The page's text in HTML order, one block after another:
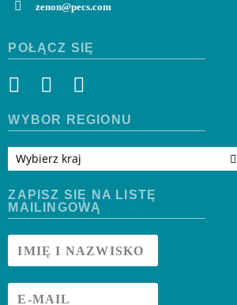
zenon@pecs.com
POŁĄCZ SIĘ
WYBÓR REGIONU
Wybierz kraj
ZAPISZ SIĘ NA LISTĘ
MAILINGOWĄ